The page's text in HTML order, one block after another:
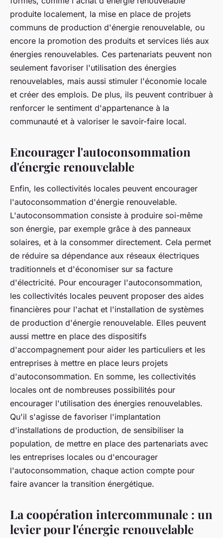
produite localement, la mise en place de projets
communs de production d'énergie renouvelable, ou
encore la promotion des produits et services liés aux
énergies renouvelables. Ces partenariats peuvent non
seulement favoriser l'utilisation des énergies
renouvelables, mais aussi stimuler l'économie locale
et créer des emplois. De plus, ils peuvent contribuer à
renforcer le sentiment d'appartenance à la
communauté et à valoriser le savoir-faire local.
Encourager l'autoconsommation
d'énergie renouvelable
Enfin, les collectivités locales peuvent encourager
l'autoconsommation d'énergie renouvelable.
L'autoconsommation consiste à produire soi-même
son énergie, par exemple grâce à des panneaux
solaires, et à la consommer directement. Cela permet
de réduire sa dépendance aux réseaux électriques
traditionnels et d'économiser sur sa facture
d'électricité. Pour encourager l'autoconsommation,
les collectivités locales peuvent proposer des aides
financières pour l'achat et l'installation de systèmes
de production d'énergie renouvelable. Elles peuvent
aussi mettre en place des dispositifs
d'accompagnement pour aider les particuliers et les
entreprises à mettre en place leurs projets
d'autoconsommation. En somme, les collectivités
locales ont de nombreuses possibilités pour
encourager l'utilisation des énergies renouvelables.
Qu'il s'agisse de favoriser l'implantation
d'installations de production, de sensibiliser la
population, de mettre en place des partenariats avec
les entreprises locales ou d'encourager
l'autoconsommation, chaque action compte pour
faire avancer la transition énergétique.
La coopération intercommunale : un
levier pour l'énergie renouvelable